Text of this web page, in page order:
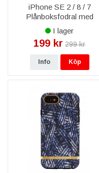
iPhone SE 2 / 8 / 7
Plånboksfodral med
Löstagbart Skal - Svart
I lager
199 kr 299 kr
Info Köp